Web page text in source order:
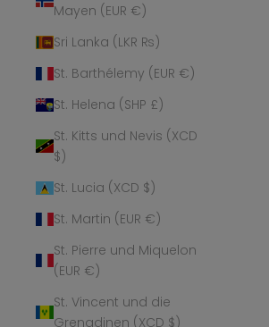
Mayen (EUR €)
Sri Lanka (LKR ₨)
St. Barthélemy (EUR €)
St. Helena (SHP £)
St. Kitts und Nevis (XCD
$)
St. Lucia (XCD $)
St. Martin (EUR €)
St. Pierre und Miquelon
(EUR €)
St. Vincent und die
Grenadinen (XCD $)